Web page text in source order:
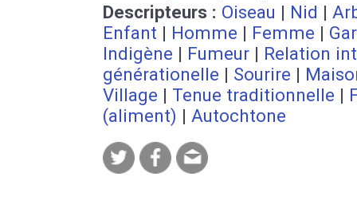
Descripteurs : Oiseau | Nid |
Enfant | Homme | Femme |
Indigène | Fumeur | Relation
générationelle | Sourire |
Village | Tenue traditionnelle |
(aliment) | Autochtone